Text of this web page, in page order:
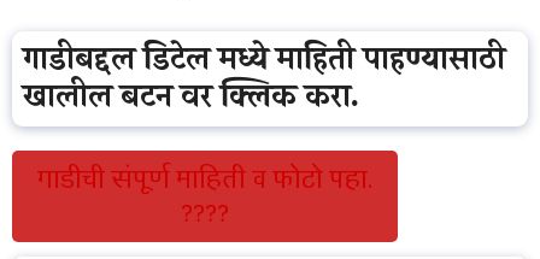
गाडीबद्दल डिटेल मध्ये माहिती पाहण्यासाठी
खालील बटन वर क्लिक करा.
गाडीची संपूर्ण माहिती व फोटो पहा.
????